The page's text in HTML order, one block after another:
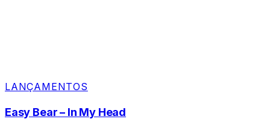
LANÇAMENTOS
Easy Bear – In My Head